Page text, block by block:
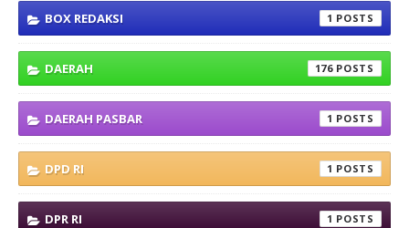
BOX REDAKSI 1
DAERAH 176
DAERAH PASBAR 1
DPD RI 1
DPR RI 1